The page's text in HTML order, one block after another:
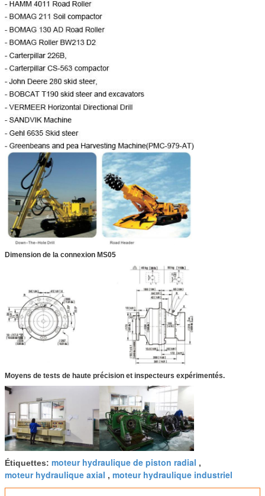
Dimension de la connexion MS05
Moyens de tests de haute précision et inspecteurs expérimentés.
Étiquettes: moteur hydraulique de piston radial ,
moteur hydraulique axial , moteur hydraulique industriel